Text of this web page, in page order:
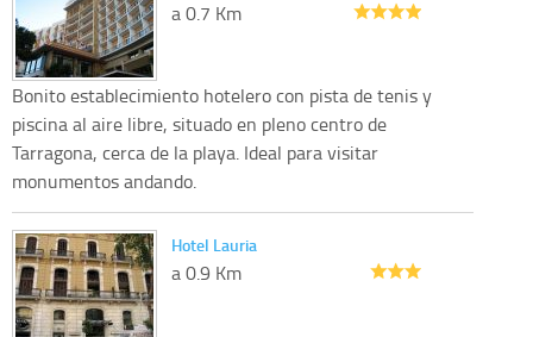
a 0.7 Km
Bonito establecimiento hotelero con pista de tenis y
piscina al aire libre, situado en pleno centro de
Tarragona, cerca de la playa. Ideal para visitar
monumentos andando.
Hotel Lauria
a 0.9 Km